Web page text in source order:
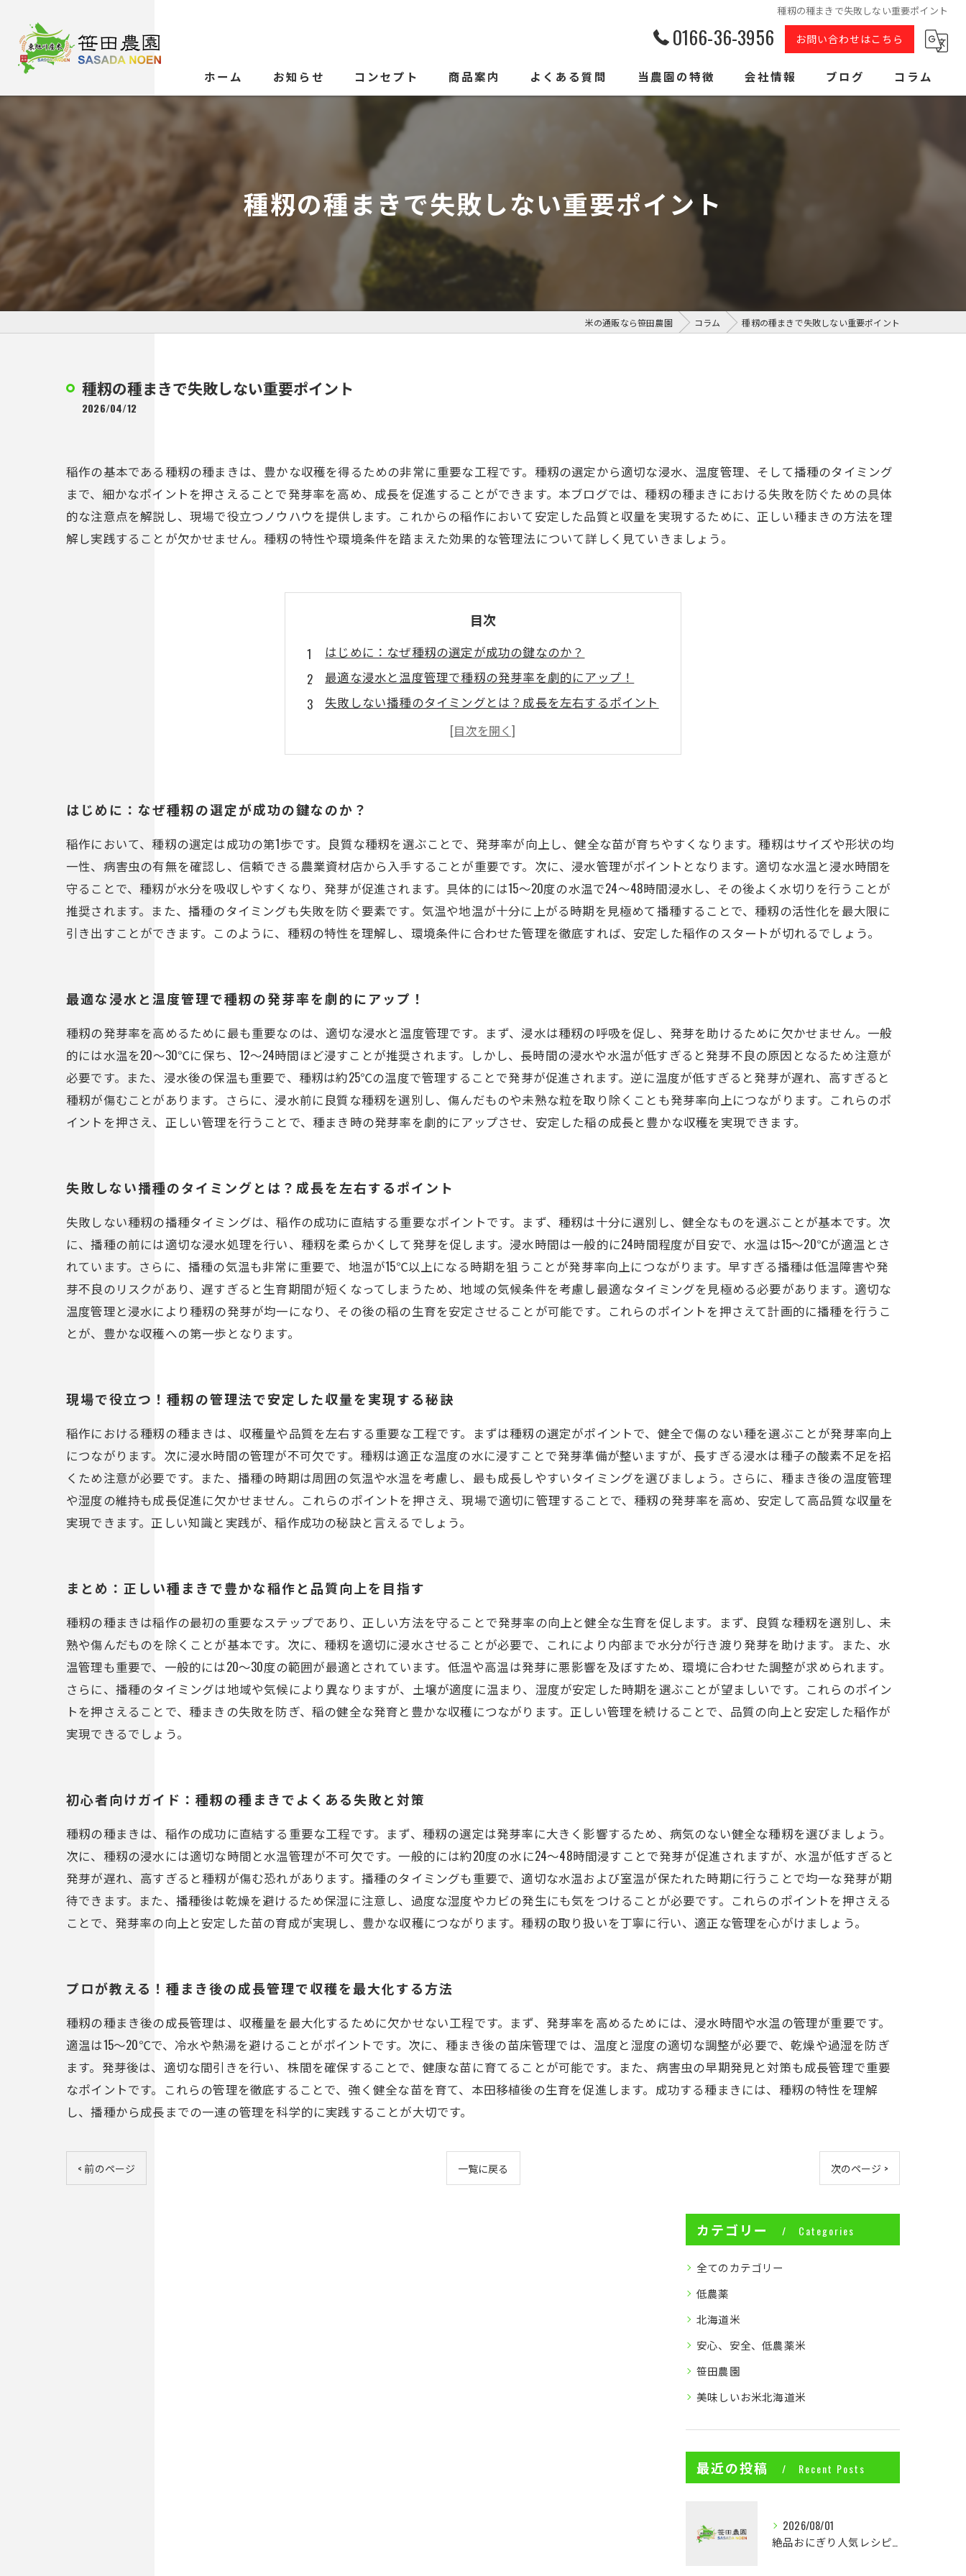
種籾の種まきで失敗しない重要ポイント
0166-36-3956 お問い合わせはこちら
ホーム お知らせ コンセプト
代表あいさつ
商品案内 よくある質問 当農園の特徴
ななつぼし
おぼろづき
会社情報 ブログ コラム
種籾の種まきで失敗しない重要ポイント
米の通販なら笹田農園 コラム 種籾の種まきで失敗しない重要ポイント
種籾の種まきで失敗しない重要ポイント
2026/04/12
稲作の基本である種籾の種まきは、豊かな収穫を得るための非常に重要な工程です。種籾の選定から適切な浸水、温度管理、そして播種のタイミング
まで、細かなポイントを押さえることで発芽率を高め、成長を促進することができます。本ブログでは、種籾の種まきにおける失敗を防ぐための具体
的な注意点を解説し、現場で役立つノウハウを提供します。これからの稲作において安定した品質と収量を実現するために、正しい種まきの方法を理
解し実践することが欠かせません。種籾の特性や環境条件を踏まえた効果的な管理法について詳しく見ていきましょう。
目次
はじめに：なぜ種籾の選定が成功の鍵なのか？
最適な浸水と温度管理で種籾の発芽率を劇的にアップ！
失敗しない播種のタイミングとは？成長を左右するポイント
現場で役立つ！種籾の管理法で安定した収量を実現する秘訣
まとめ：正しい種まきで豊かな稲作と品質向上を目指す
プロが教える！種まき後の成長管理で収穫を最大化する方法
はじめに：なぜ種籾の選定が成功の鍵なのか？
稲作において、種籾の選定は成功の第1歩です。良質な種籾を選ぶことで、発芽率が向上し、健全な苗が育ちやすくなります。種籾はサイズや形状の均
一性、病害虫の有無を確認し、信頼できる農業資材店から入手することが重要です。次に、浸水管理がポイントとなります。適切な水温と浸水時間を
守ることで、種籾が水分を吸収しやすくなり、発芽が促進されます。具体的には15～20度の水温で24～48時間浸水し、その後よく水切りを行うことが
推奨されます。また、播種のタイミングも失敗を防ぐ要素です。気温や地温が十分に上がる時期を見極めて播種することで、種籾の活性化を最大限に
引き出すことができます。このように、種籾の特性を理解し、環境条件に合わせた管理を徹底すれば、安定した稲作のスタートが切れるでしょう。
最適な浸水と温度管理で種籾の発芽率を劇的にアップ！
種籾の発芽率を高めるために最も重要なのは、適切な浸水と温度管理です。まず、浸水は種籾の呼吸を促し、発芽を助けるために欠かせません。一般
的には水温を20～30℃に保ち、12～24時間ほど浸すことが推奨されます。しかし、長時間の浸水や水温が低すぎると発芽不良の原因となるため注意が
必要です。また、浸水後の保温も重要で、種籾は約25℃の温度で管理することで発芽が促進されます。逆に温度が低すぎると発芽が遅れ、高すぎると
種籾が傷むことがあります。さらに、浸水前に良質な種籾を選別し、傷んだものや未熟な粒を取り除くことも発芽率向上につながります。これらのポ
イントを押さえ、正しい管理を行うことで、種まき時の発芽率を劇的にアップさせ、安定した稲の成長と豊かな収穫を実現できます。
失敗しない播種のタイミングとは？成長を左右するポイント
失敗しない種籾の播種タイミングは、稲作の成功に直結する重要なポイントです。まず、種籾は十分に選別し、健全なものを選ぶことが基本です。次
に、播種の前には適切な浸水処理を行い、種籾を柔らかくして発芽を促します。浸水時間は一般的に24時間程度が目安で、水温は15～20℃が適温とさ
れています。さらに、播種の気温も非常に重要で、地温が15℃以上になる時期を狙うことが発芽率向上につながります。早すぎる播種は低温障害や発
芽不良のリスクがあり、遅すぎると生育期間が短くなってしまうため、地域の気候条件を考慮し最適なタイミングを見極める必要があります。適切な
温度管理と浸水により種籾の発芽が均一になり、その後の稲の生育を安定させることが可能です。これらのポイントを押さえて計画的に播種を行うこ
とが、豊かな収穫への第一歩となります。
現場で役立つ！種籾の管理法で安定した収量を実現する秘訣
稲作における種籾の種まきは、収穫量や品質を左右する重要な工程です。まずは種籾の選定がポイントで、健全で傷のない種を選ぶことが発芽率向上
につながります。次に浸水時間の管理が不可欠です。種籾は適正な温度の水に浸すことで発芽準備が整いますが、長すぎる浸水は種子の酸素不足を招
くため注意が必要です。また、播種の時期は周囲の気温や水温を考慮し、最も成長しやすいタイミングを選びましょう。さらに、種まき後の温度管理
や湿度の維持も成長促進に欠かせません。これらのポイントを押さえ、現場で適切に管理することで、種籾の発芽率を高め、安定して高品質な収量を
実現できます。正しい知識と実践が、稲作成功の秘訣と言えるでしょう。
まとめ：正しい種まきで豊かな稲作と品質向上を目指す
種籾の種まきは稲作の最初の重要なステップであり、正しい方法を守ることで発芽率の向上と健全な生育を促します。まず、良質な種籾を選別し、未
熟や傷んだものを除くことが基本です。次に、種籾を適切に浸水させることが必要で、これにより内部まで水分が行き渡り発芽を助けます。また、水
温管理も重要で、一般的には20～30度の範囲が最適とされています。低温や高温は発芽に悪影響を及ぼすため、環境に合わせた調整が求められます。
さらに、播種のタイミングは地域や気候により異なりますが、土壌が適度に温まり、湿度が安定した時期を選ぶことが望ましいです。これらのポイン
トを押さえることで、種まきの失敗を防ぎ、稲の健全な発育と豊かな収穫につながります。正しい管理を続けることで、品質の向上と安定した稲作が
実現できるでしょう。
初心者向けガイド：種籾の種まきでよくある失敗と対策
種籾の種まきは、稲作の成功に直結する重要な工程です。まず、種籾の選定は発芽率に大きく影響するため、病気のない健全な種籾を選びましょう。
次に、種籾の浸水には適切な時間と水温管理が不可欠です。一般的には約20度の水に24～48時間浸すことで発芽が促進されますが、水温が低すぎると
発芽が遅れ、高すぎると種籾が傷む恐れがあります。播種のタイミングも重要で、適切な水温および室温が保たれた時期に行うことで均一な発芽が期
待できます。また、播種後は乾燥を避けるため保湿に注意し、過度な湿度やカビの発生にも気をつけることが必要です。これらのポイントを押さえる
ことで、発芽率の向上と安定した苗の育成が実現し、豊かな収穫につながります。種籾の取り扱いを丁寧に行い、適正な管理を心がけましょう。
プロが教える！種まき後の成長管理で収穫を最大化する方法
種籾の種まき後の成長管理は、収穫量を最大化するために欠かせない工程です。まず、発芽率を高めるためには、浸水時間や水温の管理が重要です。
適温は15〜20℃で、冷水や熱湯を避けることがポイントです。次に、種まき後の苗床管理では、温度と湿度の適切な調整が必要で、乾燥や過湿を防ぎ
ます。発芽後は、適切な間引きを行い、株間を確保することで、健康な苗に育てることが可能です。また、病害虫の早期発見と対策も成長管理で重要
なポイントです。これらの管理を徹底することで、強く健全な苗を育て、本田移植後の生育を促進します。成功する種まきには、種籾の特性を理解
し、播種から成長までの一連の管理を科学的に実践することが大切です。
< 前のページ 一覧に戻る 次のページ >
カテゴリー Categories
全てのカテゴリー
低農薬
北海道米
安心、安全、低農薬米
笹田農園
美味しいお米北海道米
最近の投稿 Recent Posts
2026/08/01
絶品おにぎり人気レシピ特集